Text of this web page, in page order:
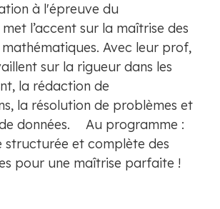
à l'épreuve du
l’accent sur la maîtrise des
Avec leur prof,
sur la rigueur dans les
la rédaction de
la résolution de problèmes et
données. Au programme :
structurée et complète des
pour une maîtrise parfaite !